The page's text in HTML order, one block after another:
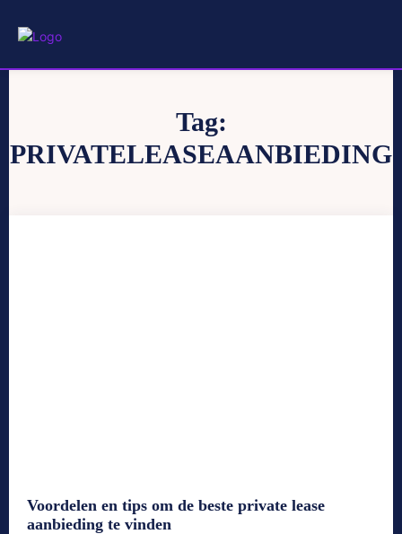
Tag:
PRIVATELEASEAANBIEDING
Voordelen en tips om de beste private lease
aanbieding te vinden